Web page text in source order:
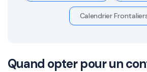
Calendrier
Quand opter pour un